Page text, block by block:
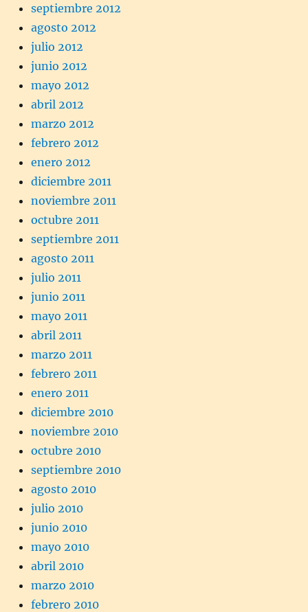
septiembre 2012
agosto 2012
julio 2012
junio 2012
mayo 2012
abril 2012
marzo 2012
febrero 2012
enero 2012
diciembre 2011
noviembre 2011
octubre 2011
septiembre 2011
agosto 2011
julio 2011
junio 2011
mayo 2011
abril 2011
marzo 2011
febrero 2011
enero 2011
diciembre 2010
noviembre 2010
octubre 2010
septiembre 2010
agosto 2010
julio 2010
junio 2010
mayo 2010
abril 2010
marzo 2010
febrero 2010